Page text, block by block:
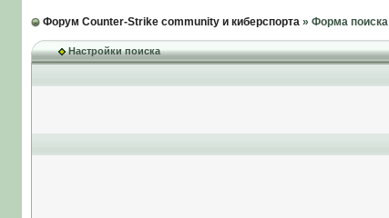
Форум Counter-Strike community и киберспорта» Форма поиска
Настройки поиска